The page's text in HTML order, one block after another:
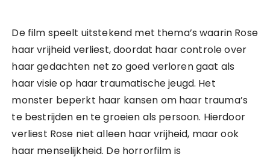
De film speelt uitstekend met thema’s waarin Rose
haar vrijheid verliest, doordat haar controle over
haar gedachten net zo goed verloren gaat als
haar visie op haar traumatische jeugd. Het
monster beperkt haar kansen om haar trauma’s
te bestrijden en te groeien als persoon. Hierdoor
verliest Rose niet alleen haar vrijheid, maar ook
haar menselijkheid. De horrorfilm is